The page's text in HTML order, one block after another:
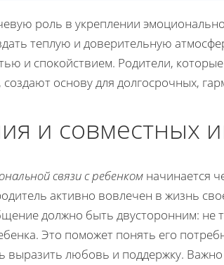
роль в укреплении
теплую и доверительную
и спокойствием. Родители,
основу для долгосрочных,
и совместных
связи с ребенком начинается
активно вовлечен в жизнь
должно быть двусторонним: не
Это поможет понять его
выразить любовь и поддержку.